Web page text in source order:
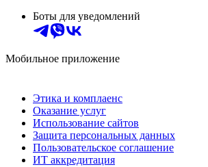
Боты для уведомлений
Мобильное приложение
Этика и комплаенс
Оказание услуг
Использование сайтов
Защита персональных данных
Пользовательское соглашение
ИТ аккредитация